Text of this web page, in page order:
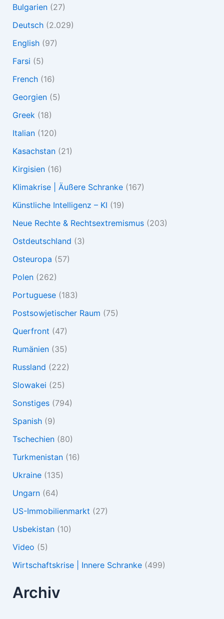
Bulgarien(27)
Deutsch(2.029)
English(97)
Farsi (5)
French(16)
Georgien(5)
Greek(18)
Italian(120)
Kasachstan(21)
Kirgisien(16)
Klimakrise | Äußere Schranke(167)
Künstliche Intelligenz – KI (19)
Neue Rechte & Rechtsextremismus(203)
Ostdeutschland (3)
Osteuropa (57)
Polen(262)
Portuguese(183)
Postsowjetischer Raum (75)
Querfront (47)
Rumänien(35)
Russland (222)
Slowakei (25)
Sonstiges(794)
Spanish(9)
Tschechien(80)
Turkmenistan(16)
Ukraine(135)
Ungarn(64)
US-Immobilienmarkt (27)
Usbekistan(10)
Video (5)
Wirtschaftskrise | Innere Schranke(499)
Archiv